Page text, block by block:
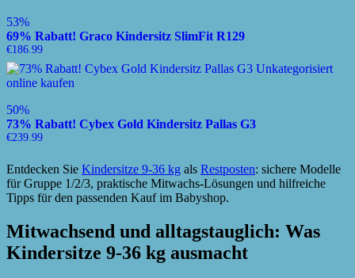
53%
69% Rabatt! Graco Kindersitz SlimFit R129
€186.99
50%
73% Rabatt! Cybex Gold Kindersitz Pallas G3
€239.99
Entdecken Sie Kindersitze 9-36 kg als Restposten: sichere Modelle
für Gruppe 1/2/3, praktische Mitwachs-Lösungen und hilfreiche
Tipps für den passenden Kauf im Babyshop.
Mitwachsend und alltagstauglich: Was
Kindersitze 9-36 kg ausmacht